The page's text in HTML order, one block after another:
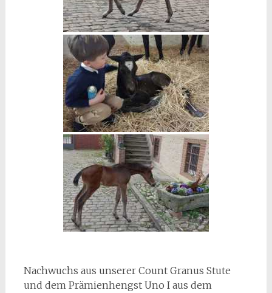
Nachwuchs aus unserer Count Granus Stute
und dem Prämienhengst Uno I aus dem